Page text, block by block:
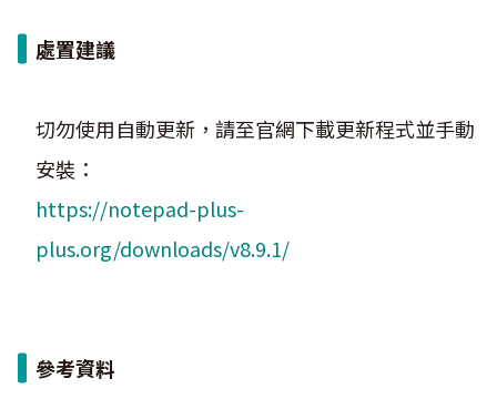
處置建議
切勿使用自動更新，請至官網下載更新程式並手動
安裝：
https://notepad-plus-
plus.org/downloads/v8.9.1/
參考資料